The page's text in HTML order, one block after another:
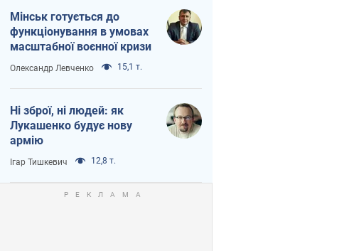
Мінськ готується до
функціонування в умовах
масштабної воєнної кризи
Олександр Левченко 15,1 т.
Ні зброї, ні людей: як
Лукашенко будує нову
армію
Ігар Тишкевич 12,8 т.